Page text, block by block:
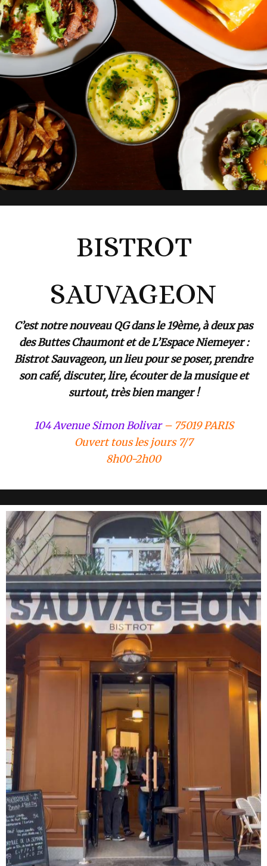
BISTROT
SAUVAGEON
C’est notre nouveau QG dans le 19ème, à deux pas
des Buttes Chaumont et de L’Espace Niemeyer :
Bistrot Sauvageon, un lieu pour se poser, prendre
son café, discuter, lire, écouter de la musique et
surtout, très bien manger !
104 Avenue Simon Bolivar– 75019 PARIS
Ouvert tous les jours 7/7
8h00-2h00